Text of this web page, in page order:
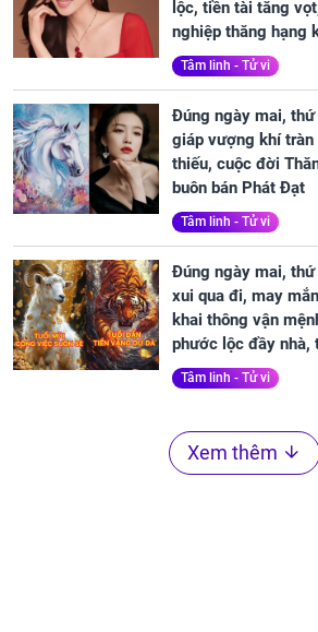
lộc, tiền tài tăng
nghiệp thăng hạng
Tâm linh - Tử vi
Đúng ngày mai,
giáp vượng khí
thiếu, cuộc đời
buôn bán Phát Đạt
Tâm linh - Tử vi
Đúng ngày mai,
xui qua đi, may
khai thông vận
phước lộc đầy nhà,
Tâm linh - Tử vi
Xem thêm